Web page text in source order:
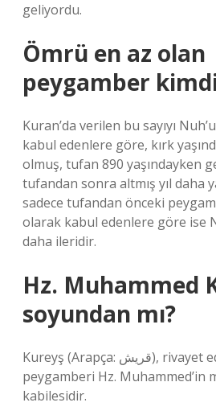
geliyordu.
Ömrü en az olan
peygamber
Kuran’da verilen bu sayıyı
kabul edenlere göre, kırk
olmuş, tufan 890 yaşındayken
tufandan sonra altmış yıl daha
sadece tufandan önceki
olarak kabul edenlere göre ise
daha ileridir.
Hz. Muhammed
soyundan mı?
Kureyş (Arapça: قريش), rivayet edilen kültürde İslam
peygamberi Hz. Muhammed’in
kabilesidir.